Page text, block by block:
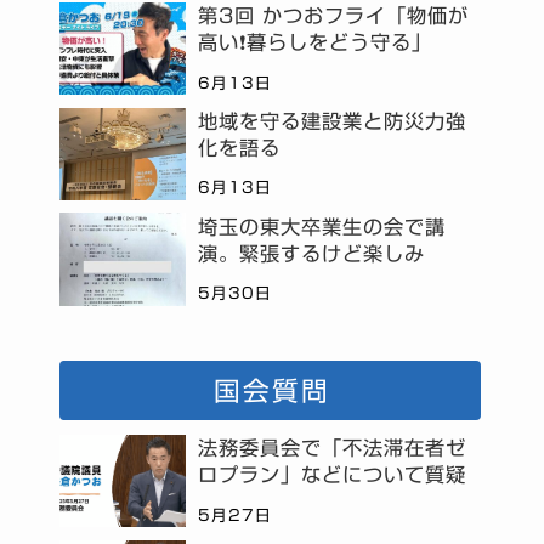
第3回 かつおフライ「物価が
高い❗暮らしをどう守る」
6月13日
地域を守る建設業と防災力強
化を語る
6月13日
埼玉の東大卒業生の会で講
演。緊張するけど楽しみ
5月30日
国会質問
法務委員会で「不法滞在者ゼ
ロプラン」などについて質疑
5月27日